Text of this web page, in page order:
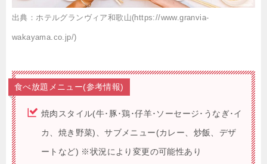
出典：ホテルグランヴィア和歌山(https://www.granvia-
wakayama.co.jp/)
食べ放題メニュー(参考情報)
焼肉スタイル(牛･豚･鶏･仔羊･ソーセージ･うなぎ･イ
カ、焼き野菜)、サブメニュー(カレー、炒飯、デザ
ートなど) ※状況により変更の可能性あり